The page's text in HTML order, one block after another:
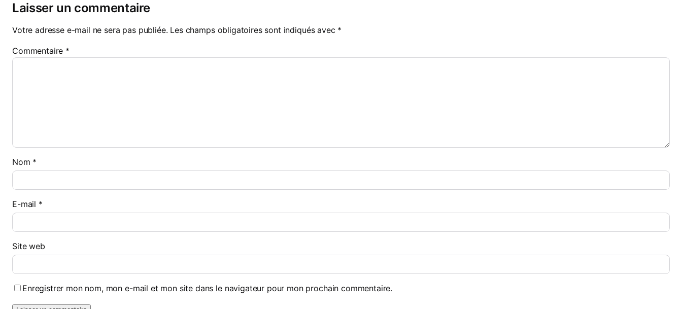
Laisser un commentaire
Votre adresse e-mail ne sera pas publiée. Les champs obligatoires sont indiqués avec *
Commentaire *
Nom *
E-mail *
Site web
Enregistrer mon nom, mon e-mail et mon site dans le navigateur pour mon prochain commentaire.